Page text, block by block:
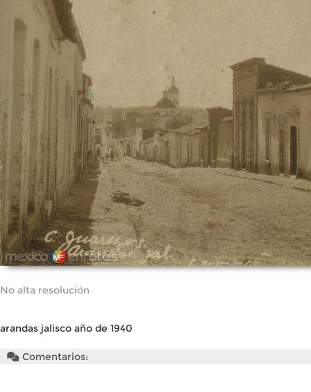
No alta resolución
arandas jalisco año de 1940
Comentarios: